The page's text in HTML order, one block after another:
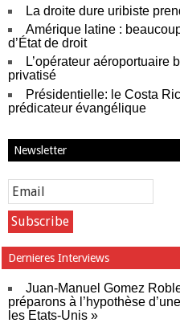
La droite dure uribiste
Amérique latine :
d’État de droit
L’opérateur aéroportuaire
privatisé
Présidentielle: le Costa
prédicateur évangélique
Newsletter
Dernieres Interviews
Juan-Manuel Gomez
préparons à l’hypothèse
les Etats-Unis »